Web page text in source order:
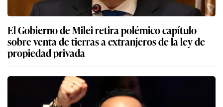
El Gobierno de Milei retira polémico capítulo
sobre venta de tierras a extranjeros de la ley de
propiedad privada